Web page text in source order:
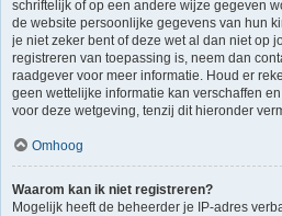
schriftelijk of op een andere wijze gegeven
de website persoonlijke gegevens van hun
je niet zeker bent of deze wet al dan niet op
registreren van toepassing is, neem dan
raadgever voor meer informatie. Houd er
geen wettelijke informatie kan verschaffen
voor deze wetgeving, tenzij dit hieronder
Omhoog
Waarom kan ik niet registreren?
Mogelijk heeft de beheerder je IP-adres